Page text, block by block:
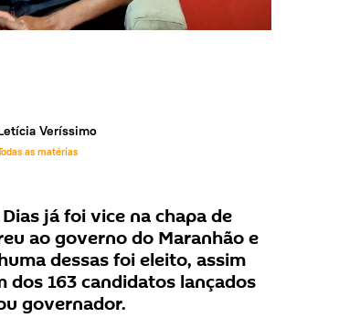
Veríssimo
as matérias
já foi vice na chapa de
ao governo do Maranhão e
dessas foi eleito, assim
dos 163 candidatos lançados
governador.